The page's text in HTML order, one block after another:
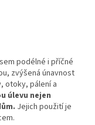
podélné i příčné
zvýšená únavnost
otoky, pálení a
úlevu nejen
Jejich použití je